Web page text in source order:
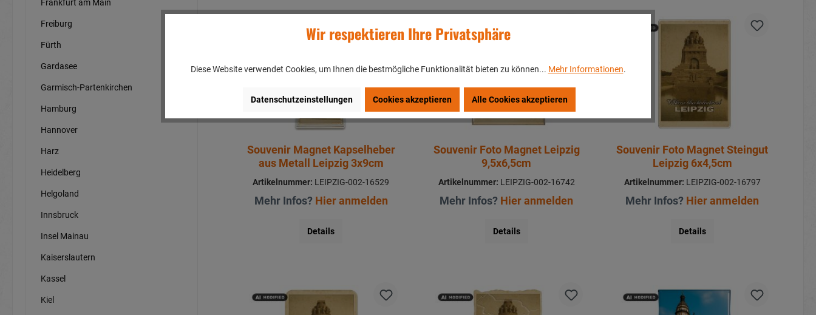
Frankfurt am Main
Freiburg
Fürth
Gardasee
Garmisch-Partenkirchen
Hamburg
Hannover
Harz
Heidelberg
Helgoland
Innsbruck
Insel Mainau
Kaiserslautern
Kassel
Kiel
Souvenir Magnet Kapselheber
aus Metall Leipzig 3x9cm
Artikelnummer: LEIPZIG-002-16529
Mehr Infos? Hier anmelden
Details
Souvenir Foto Magnet Leipzig
9,5x6,5cm
Artikelnummer: LEIPZIG-002-16742
Mehr Infos? Hier anmelden
Details
Souvenir Foto Magnet Steingut
Leipzig 6x4,5cm
Artikelnummer: LEIPZIG-002-16797
Mehr Infos? Hier anmelden
Details
Wir respektieren Ihre Privatsphäre
Diese Website verwendet Cookies, um Ihnen die bestmögliche Funktionalität bieten zu können... Mehr Informationen.
Datenschutzeinstellungen Cookies akzeptieren Alle Cookies akzeptieren